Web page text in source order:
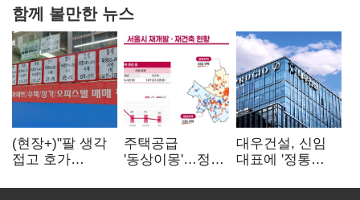
함께 볼만한 뉴스
(현장+)"팔 생각
접고 호가
똘똘한 한 채'
주택공급
'동상이몽'…정부
없으면 '공수표'
대우건설, 신임
대표에 '정통
부사장 내정